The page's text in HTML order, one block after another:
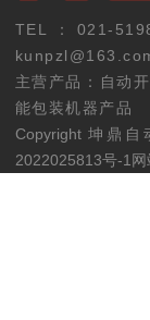
TEL：021-
主营产品：自动
能包装机器产品
Copyright 坤鼎
2022025813号-1